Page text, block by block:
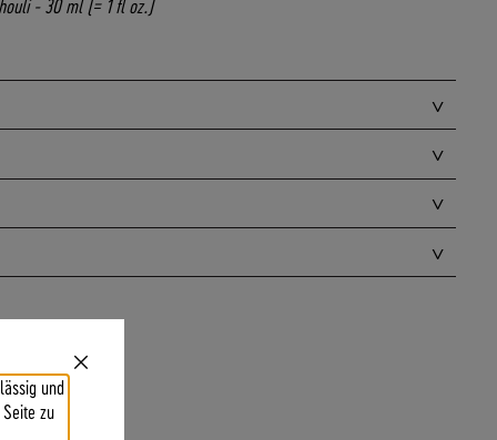
Close
und
zu
- 30 ml (= 1 fl oz.)